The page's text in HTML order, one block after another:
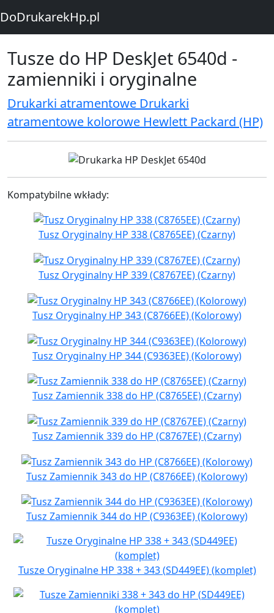
DoDrukarekHp.pl
Tusze do HP DeskJet 6540d -
zamienniki i oryginalne
Drukarki atramentowe Drukarki
atramentowe kolorowe Hewlett Packard (HP)
Kompatybilne wkłady:
Tusz Oryginalny HP 338 (C8765EE) (Czarny)
Tusz Oryginalny HP 339 (C8767EE) (Czarny)
Tusz Oryginalny HP 343 (C8766EE) (Kolorowy)
Tusz Oryginalny HP 344 (C9363EE) (Kolorowy)
Tusz Zamiennik 338 do HP (C8765EE) (Czarny)
Tusz Zamiennik 339 do HP (C8767EE) (Czarny)
Tusz Zamiennik 343 do HP (C8766EE) (Kolorowy)
Tusz Zamiennik 344 do HP (C9363EE) (Kolorowy)
Tusze Oryginalne HP 338 + 343 (SD449EE) (komplet)